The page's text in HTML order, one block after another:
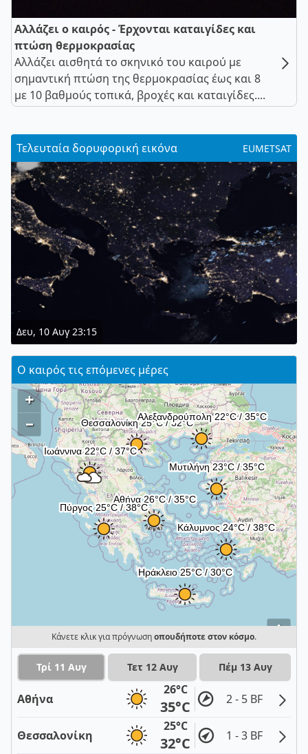
Αλλάζει ο καιρός - Έρχονται καταιγίδες και
πτώση θερμοκρασίας
Αλλάζει αισθητά το σκηνικό του καιρού με
σημαντική πτώση της θερμοκρασίας έως και 8
με 10 βαθμούς τοπικά, βροχές και καταιγίδες....
Τελευταία δορυφορική εικόνα EUMETSAT
Δευ, 10 Αυγ 23:15
Ο καιρός τις επόμενες μέρες
i
+
–
Κάνετε κλικ για πρόγνωσηοπουδήποτε στον κόσμο.
Τρί 11 Αυγ Τετ 12 Αυγ Πέμ 13 Αυγ
Αθήνα
26°C
35°C 2 - 5 BF
Θεσσαλονίκη
25°C
32°C 1 - 3 BF